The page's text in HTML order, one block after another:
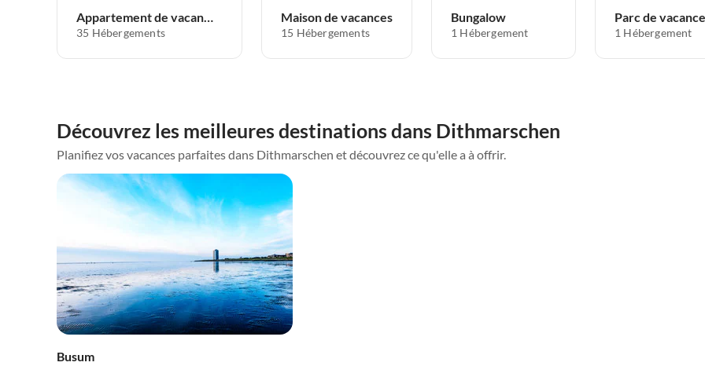
Appartement de vacances
35 Hébergements
Maison de vacances
15 Hébergements
Bungalow
1 Hébergement
Parc de
1 Hébergement
Découvrez les meilleures destinations dans Dithmarschen
Planifiez vos vacances parfaites dans Dithmarschen et découvrez ce qu'elle a à offrir.
Busum